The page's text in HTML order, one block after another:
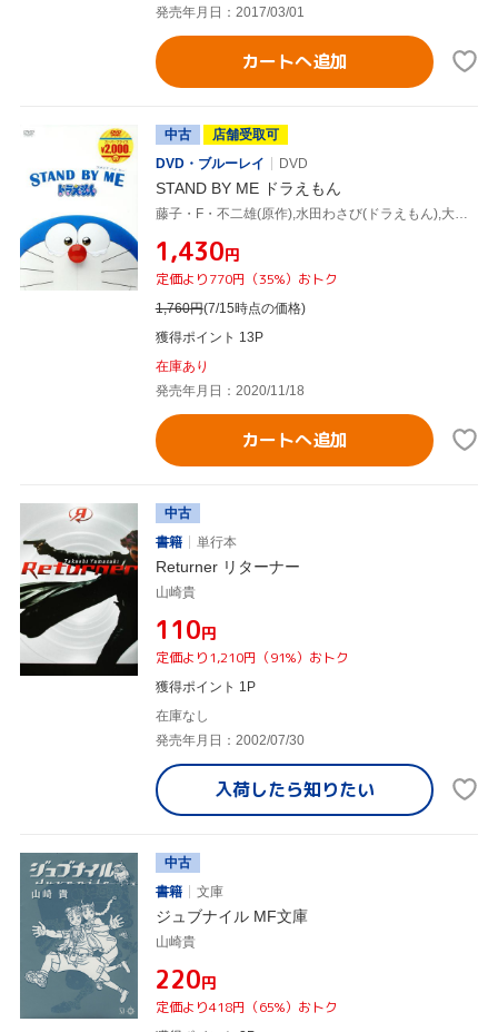
発売年月日：2017/03/01
カートへ追加
中古
店舗受取可
DVD・ブルーレイ
DVD
STAND BY ME ドラえもん
藤子・F・不二雄(原作),水田わさび(ドラえもん),大原めぐみ(のび太),かかずゆみ(しずか),木村昴(ジャイアン),八木竜一(監督),山崎貴(監督、脚本),佐藤直紀(音楽)
¥1,430円
定価より770円（35%）おトク
1,760円(7/15時点の価格)
獲得ポイント 13P
在庫あり
発売年月日：2020/11/18
カートへ追加
中古
書籍
単行本
Returner リターナー
山崎貴
¥110円
定価より1,210円（91%）おトク
獲得ポイント 1P
在庫なし
発売年月日：2002/07/30
入荷したら知りたい
中古
書籍
文庫
ジュブナイル MF文庫
山崎貴
¥220円
定価より418円（65%）おトク